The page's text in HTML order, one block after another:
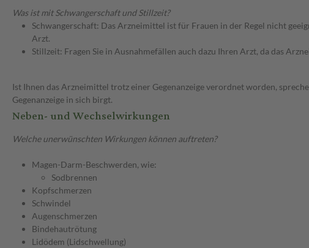
Was ist mit Schwangerschaft und Stillzeit?
Schwangerschaft: Das Arzneimittel ist für Frauen in der Regel nicht
Arzt.
Stillzeit: Fragen Sie in Ausnahmefällen auch dazu Ihren Arzt, da das
Ist Ihnen das Arzneimittel trotz einer Gegenanzeige verordnet worden,
Gegenanzeige in sich birgt.
Neben- und Wechselwirkungen
Welche unerwünschten Wirkungen können auftreten?
Magen-Darm-Beschwerden, wie:
Sodbrennen
Kopfschmerzen
Schwindel
Augenschmerzen
Bindehautrötung
Lidödem (Lidschwellung)